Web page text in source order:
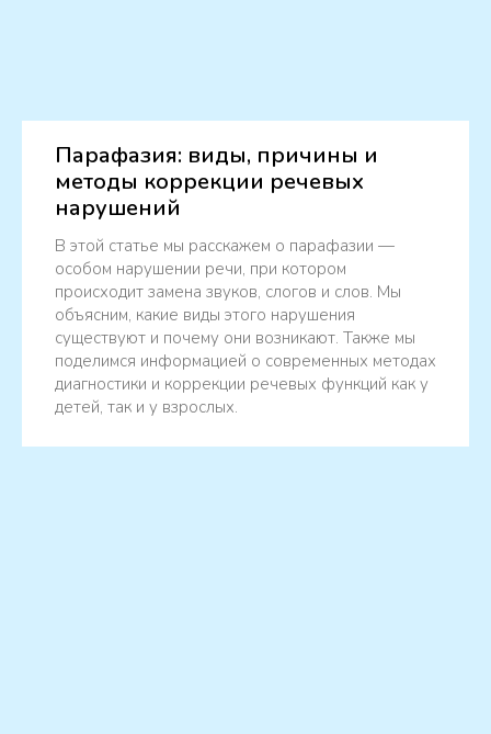
Парафазия: виды, причины и
методы коррекции речевых
нарушений
В этой статье мы расскажем о парафазии —
особом нарушении речи, при котором
происходит замена звуков, слогов и слов. Мы
объясним, какие виды этого нарушения
существуют и почему они возникают. Также мы
поделимся информацией о современных методах
диагностики и коррекции речевых функций как у
детей, так и у взрослых.